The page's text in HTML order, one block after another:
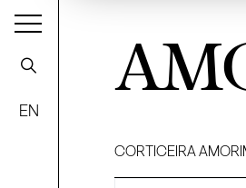
EN
CORTICEIRA